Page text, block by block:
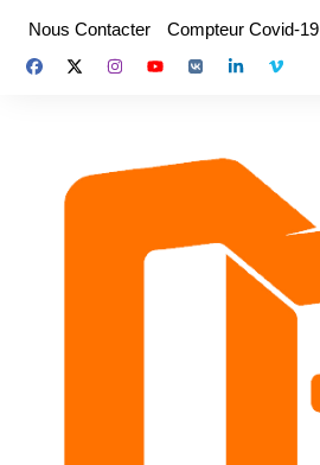
contenu
Nous Contacter Compteur Covid-19